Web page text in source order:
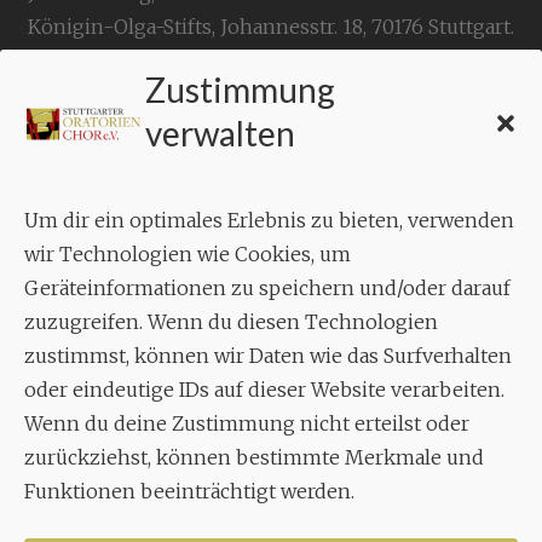
Zustimmung
verwalten
Um dir ein optimales Erlebnis zu bieten, verwenden
wir Technologien wie Cookies, um
Geräteinformationen zu speichern und/oder darauf
zuzugreifen. Wenn du diesen Technologien
zustimmst, können wir Daten wie das Surfverhalten
oder eindeutige IDs auf dieser Website verarbeiten.
Wenn du deine Zustimmung nicht erteilst oder
zurückziehst, können bestimmte Merkmale und
Funktionen beeinträchtigt werden.
Königin-Olga-Stifts, Johannesstr. 18, 70176 Stuttgart.
KONTAKT
Geschäftsstelle:
Aixheimer Str. 18
70619 Stuttgart
MUSIK
Musikalischer Leiter:
Enrico Trummer
Tel.+49 (0)177 / 34 23 57 1
Facebook
TwitterYouTube